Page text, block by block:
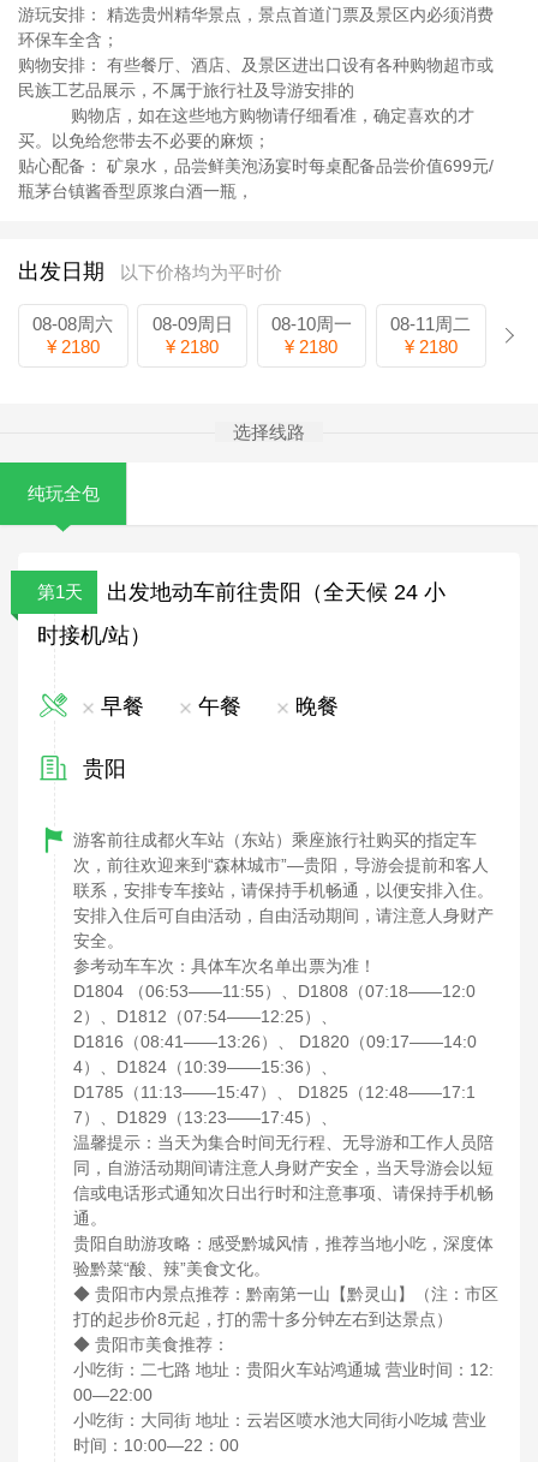
游玩安排： 精选贵州精华景点，景点首道门票及景区内必须消费
环保车全含；
购物安排： 有些餐厅、酒店、及景区进出口设有各种购物超市或
民族工艺品展示，不属于旅行社及导游安排的
购物店，如在这些地方购物请仔细看准，确定喜欢的才
买。以免给您带去不必要的麻烦；
贴心配备： 矿泉水，品尝鲜美泡汤宴时每桌配备品尝价值699元/
瓶茅台镇酱香型原浆白酒一瓶，
出发日期 以下价格均为平时价
08-08周六
¥ 2180
08-09周日
¥ 2180
08-10周一
¥ 2180
08-11周二
¥ 2180
选择线路
纯玩全包
第1天
出发地动车前往贵阳（全天候 24 小
时接机/站）
早餐 午餐 晚餐
贵阳
游客前往成都火车站（东站）乘座旅行社购买的指定车
次，前往欢迎来到“森林城市”—贵阳，导游会提前和客人
联系，安排专车接站，请保持手机畅通，以便安排入住。
安排入住后可自由活动，自由活动期间，请注意人身财产
安全。
参考动车车次：具体车次名单出票为准！
D1804 （06:53——11:55）、D1808（07:18——12:0
2）、D1812（07:54——12:25）、
D1816（08:41——13:26）、 D1820（09:17——14:0
4）、D1824（10:39——15:36）、
D1785（11:13——15:47）、 D1825（12:48——17:1
7）、D1829（13:23——17:45）、
温馨提示：当天为集合时间无行程、无导游和工作人员陪
同，自游活动期间请注意人身财产安全，当天导游会以短
信或电话形式通知次日出行时和注意事项、请保持手机畅
通。
贵阳自助游攻略：感受黔城风情，推荐当地小吃，深度体
验黔菜“酸、辣”美食文化。
◆ 贵阳市内景点推荐：黔南第一山【黔灵山】（注：市区
打的起步价8元起，打的需十多分钟左右到达景点）
◆ 贵阳市美食推荐：
小吃街：二七路 地址：贵阳火车站鸿通城 营业时间：12:
00—22:00
小吃街：大同街 地址：云岩区喷水池大同街小吃城 营业
时间：10:00—22：00